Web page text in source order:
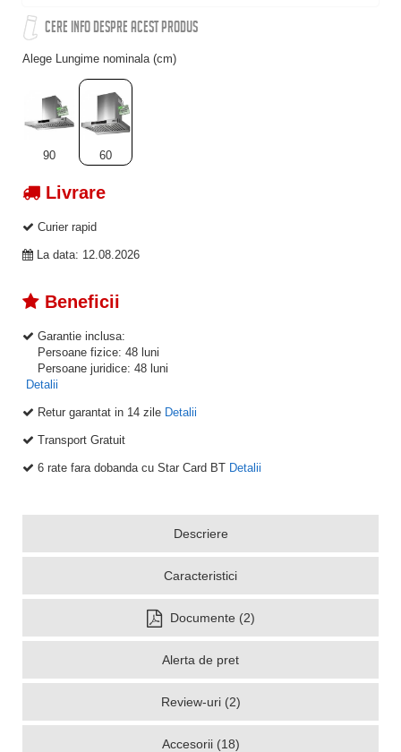
CERE INFO DESPRE ACEST PRODUS
Alege Lungime nominala (cm)
90 60
Livrare
Curier rapid
La data: 12.08.2026
Beneficii
Garantie inclusa:
Persoane fizice: 48 luni
Persoane juridice: 48 luni
Detalii
Retur garantat in 14 zile Detalii
Transport Gratuit
6 rate fara dobanda cu Star Card BT Detalii
Descriere
Caracteristici
Documente (2)
Alerta de pret
Review-uri (2)
Accesorii (18)